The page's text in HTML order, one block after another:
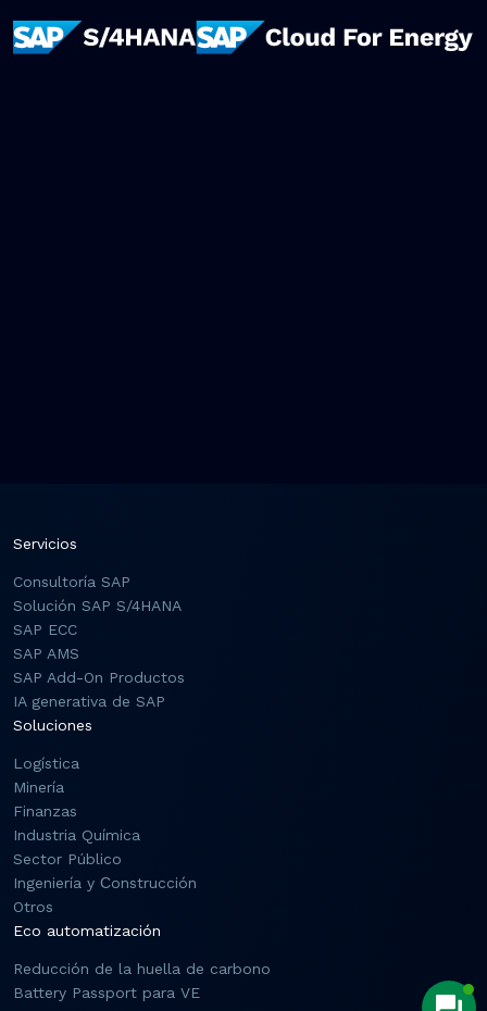
Servicios
Consultoría SAP
Solución SAP S/4HANA
SAP ECC
SAP AMS
SAP Add-On Productos
IA generativa de SAP
Soluciones
Logística
Minería
Finanzas
Industria Química
Sector Público
Ingeniería y Сonstrucción
Otros
Eco automatización
Reducción de la huella de carbono
Battery Passport para VE